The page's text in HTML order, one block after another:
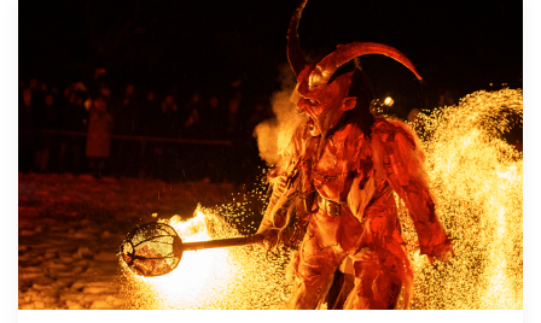
Reiseart
Adventsreisen
Bus-Rundreise
Deutschland Reisen
Erlebnis & Aufenthalt
Events